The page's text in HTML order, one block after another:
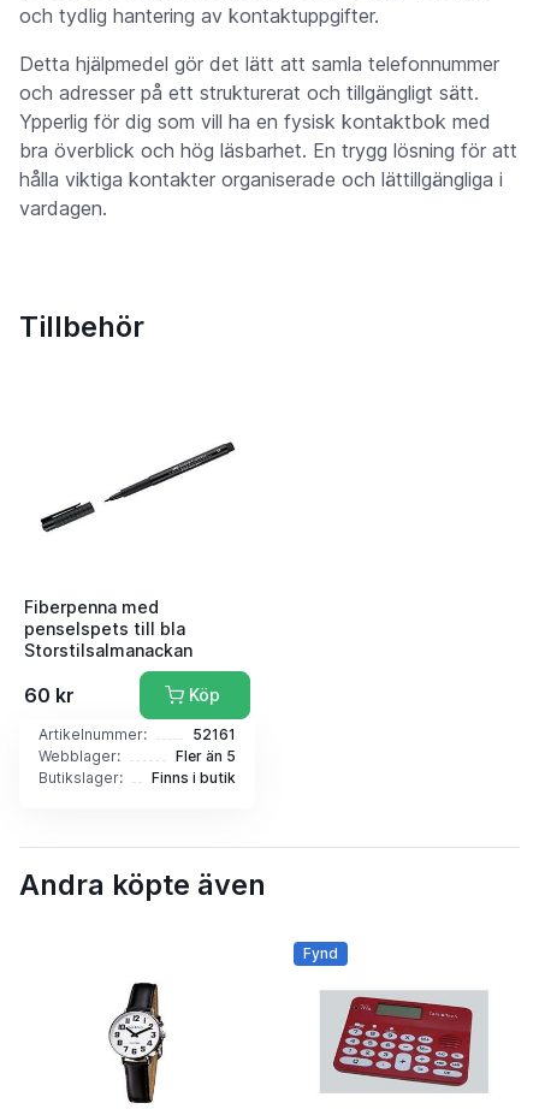
och tydlig hantering av kontaktuppgifter.
Detta hjälpmedel gör det lätt att samla telefonnummer
och adresser på ett strukturerat och tillgängligt sätt.
Ypperlig för dig som vill ha en fysisk kontaktbok med
bra överblick och hög läsbarhet. En trygg lösning för att
hålla viktiga kontakter organiserade och lättillgängliga i
vardagen.
Tillbehör
Fiberpenna med
penselspets till bla
Storstilsalmanackan
60 kr Köp
Artikelnummer:
52161
Webblager:
Fler än 5
Butikslager:
Finns i butik
Andra köpte även
Fynd